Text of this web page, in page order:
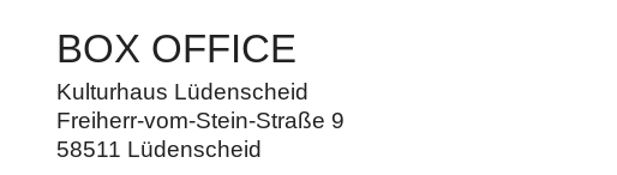
BOX OFFICE
Kulturhaus Lüdenscheid
Freiherr-vom-Stein-Straße 9
58511 Lüdenscheid